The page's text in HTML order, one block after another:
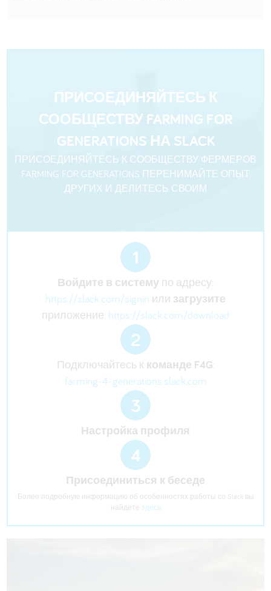
ПРИСОЕДИНЯЙТЕСЬ К
СООБЩЕСТВУ FARMING FOR
GENERATIONS НА SLACK
ПРИСОЕДИНЯЙТЕСЬ К СООБЩЕСТВУ ФЕРМЕРОВ
FARMING FOR GENERATIONS ПЕРЕНИМАЙТЕ ОПЫТ
ДРУГИХ И ДЕЛИТЕСЬ СВОИМ
1
Войдите в систему по адресу:
https://slack.com/signin или загрузите
приложение: https://slack.com/download
2
Подключайтесь к команде F4G:
farming-4-generations.slack.com
3
Настройка профиля
4
Присоединиться к беседе
Более подробную информацию об особенностях работы со Slack вы
найдете здесь